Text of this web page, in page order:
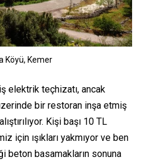
Köyü, Kemer
elektrik teçhizatı, ancak
bir restoran inşa etmiş
Kişi başı 10 TL
için ışıkları yakmıyor ve ben
beton basamakların sonuna